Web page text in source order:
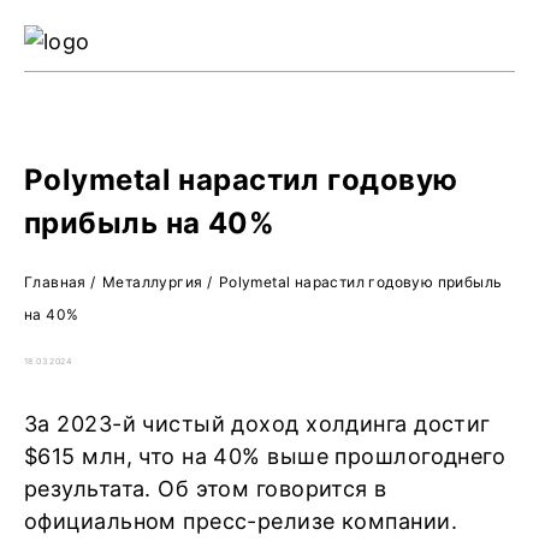
Polymetal нарастил годовую
прибыль на 40%
Главная / Металлургия / Polymetal нарастил годовую прибыль
на 40%
18.03.2024
За 2023-й чистый доход холдинга достиг
$615 млн, что на 40% выше прошлогоднего
результата. Об этом говорится в
официальном пресс-релизе компании.